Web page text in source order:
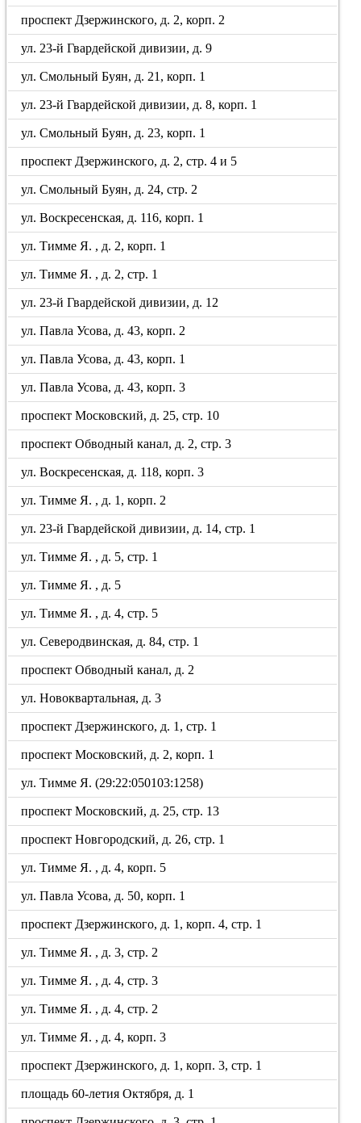
проспект Дзержинского, д. 2, корп. 2
ул. 23-й Гвардейской дивизии, д. 9
ул. Смольный Буян, д. 21, корп. 1
ул. 23-й Гвардейской дивизии, д. 8, корп. 1
ул. Смольный Буян, д. 23, корп. 1
проспект Дзержинского, д. 2, стр. 4 и 5
ул. Смольный Буян, д. 24, стр. 2
ул. Воскресенская, д. 116, корп. 1
ул. Тимме Я. , д. 2, корп. 1
ул. Тимме Я. , д. 2, стр. 1
ул. 23-й Гвардейской дивизии, д. 12
ул. Павла Усова, д. 43, корп. 2
ул. Павла Усова, д. 43, корп. 1
ул. Павла Усова, д. 43, корп. 3
проспект Московский, д. 25, стр. 10
проспект Обводный канал, д. 2, стр. 3
ул. Воскресенская, д. 118, корп. 3
ул. Тимме Я. , д. 1, корп. 2
ул. 23-й Гвардейской дивизии, д. 14, стр. 1
ул. Тимме Я. , д. 5, стр. 1
ул. Тимме Я. , д. 5
ул. Тимме Я. , д. 4, стр. 5
ул. Северодвинская, д. 84, стр. 1
проспект Обводный канал, д. 2
ул. Новоквартальная, д. 3
проспект Дзержинского, д. 1, стр. 1
проспект Московский, д. 2, корп. 1
ул. Тимме Я. (29:22:050103:1258)
проспект Московский, д. 25, стр. 13
проспект Новгородский, д. 26, стр. 1
ул. Тимме Я. , д. 4, корп. 5
ул. Павла Усова, д. 50, корп. 1
проспект Дзержинского, д. 1, корп. 4, стр. 1
ул. Тимме Я. , д. 3, стр. 2
ул. Тимме Я. , д. 4, стр. 3
ул. Тимме Я. , д. 4, стр. 2
ул. Тимме Я. , д. 4, корп. 3
проспект Дзержинского, д. 1, корп. 3, стр. 1
площадь 60-летия Октября, д. 1